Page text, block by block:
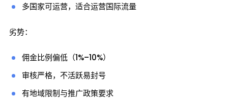
多国家可运营，适合运营国际流量
劣势：
佣金比例偏低（1%–10%）
审核严格，不活跃易封号
有地域限制与推广政策要求